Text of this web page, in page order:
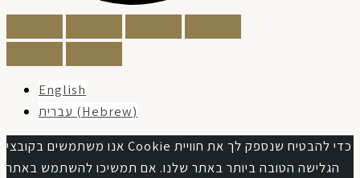
English
עברית (Hebrew)
אנו משתמשים בקובצי Cookie כדי להבטיח שנספק לך את חוויית
הגלישה הטובה ביותר באתר שלנו. אם תמשיכו להשתמש באתר